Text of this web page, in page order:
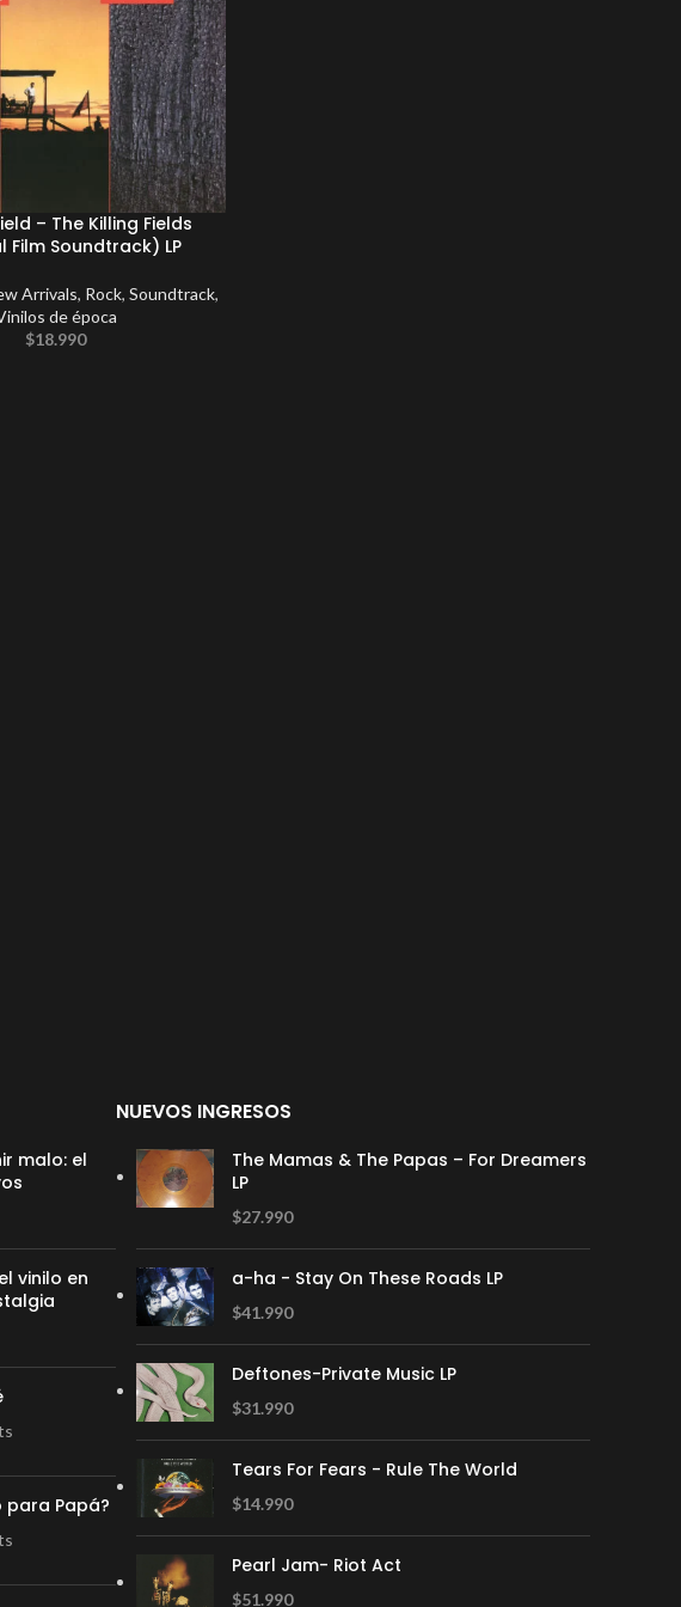
– The Killing Fields
Film Soundtrack) LP
Arrivals, Rock,Soundtrack,
de época
$18.990
malo: el
vinilo en
para Papá?
NUEVOS INGRESOS
The Mamas & The Papas – For Dreamers
LP
$27.990
a-ha - Stay On These Roads LP
$41.990
Deftones-Private Music LP
$31.990
Tears For Fears - Rule The World
$14.990
Pearl Jam- Riot Act
$51.990